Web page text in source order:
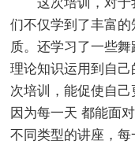
们不仅学到了丰富
质。还学习了一些
理论知识运用到自
次培训，能促使自己
因为每一天 都能面
不同类型的讲座，每